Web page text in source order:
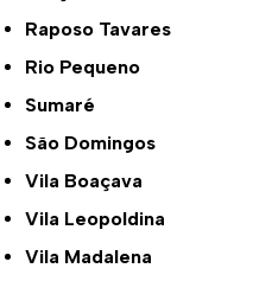
Raposo Tavares
Rio Pequeno
Sumaré
São Domingos
Vila Boaçava
Vila Leopoldina
Vila Madalena